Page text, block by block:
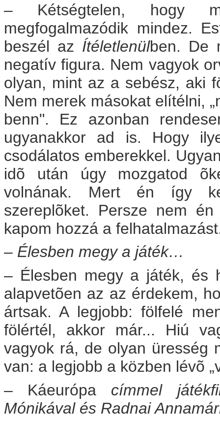
– Kétségtelen, hogy
megfogalmazódik mindez.
beszél az Ítéletlenülben. De
negatív figura. Nem vagyok
olyan, mint az a sebész, aki
Nem merek másokat elítélni,
benn". Ez azonban
ugyanakkor ad is. Hogy
csodálatos emberekkel.
idõ után úgy mozgatod
volnának. Mert én így
szereplõket. Persze nem
kapom hozzá a
– Élesben megy a játék…
– Élesben megy a játék, és
alapvetõen az az érdekem,
ártsak. A legjobb: fölfelé
fölértél, akkor már... Hiú
vagyok rá, de olyan üresség
van: a legjobb a közben lévõ
– Káeurópa címmel
Mónikával és Radnai